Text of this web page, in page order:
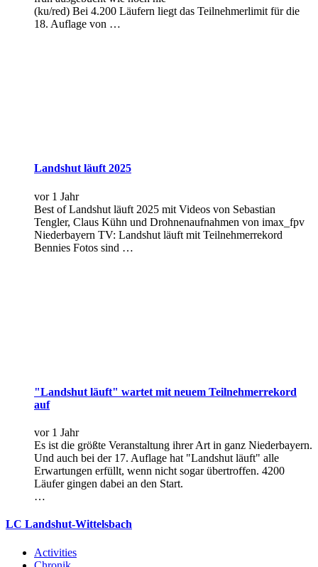
(ku/red) Bei 4.200 Läufern liegt das Teilnehmerlimit für die
18. Auflage von …
Landshut läuft 2025
vor 1 Jahr
Best of Landshut läuft 2025 mit Videos von Sebastian
Tengler, Claus Kühn und Drohnenaufnahmen von imax_fpv
Niederbayern TV: Landshut läuft mit Teilnehmerrekord
Bennies Fotos sind …
"Landshut läuft" wartet mit neuem Teilneh­mer­rekord
auf
vor 1 Jahr
Es ist die größte Veranstaltung ihrer Art in ganz Niederbayern.
Und auch bei der 17. Auflage hat "Landshut läuft" alle
Erwartungen erfüllt, wenn nicht sogar übertroffen. 4200
Läufer gingen dabei an den Start.
…
LC Landshut-Wittelsbach
Activities